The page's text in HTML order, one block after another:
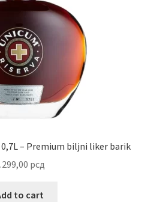
0,7L – Premium biljni liker barik
рсд
to cart